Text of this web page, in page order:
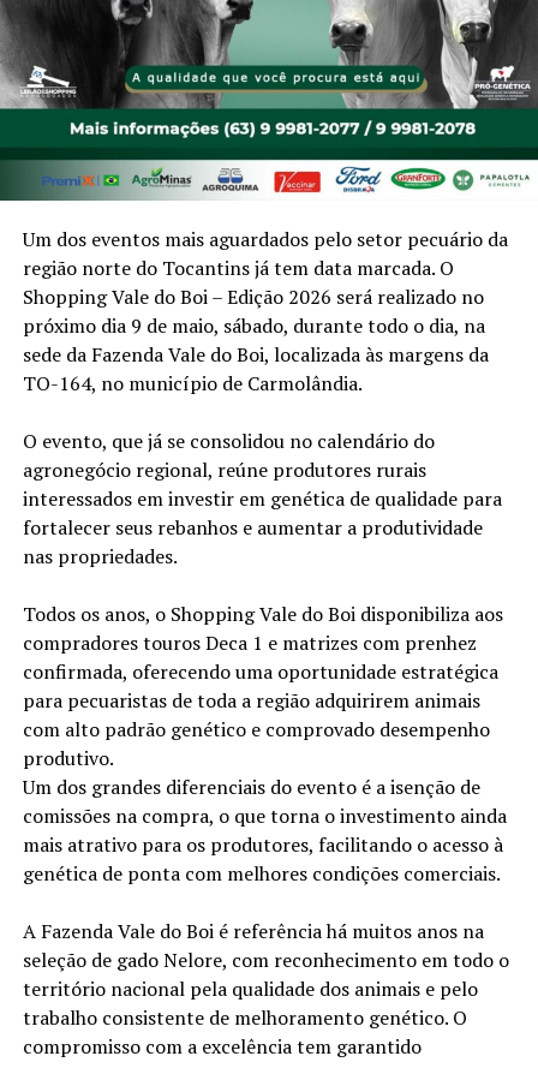
Um dos eventos mais aguardados pelo setor pecuário da
região norte do Tocantins já tem data marcada. O
Shopping Vale do Boi – Edição 2026 será realizado no
próximo dia 9 de maio, sábado, durante todo o dia, na
sede da Fazenda Vale do Boi, localizada às margens da
TO-164, no município de Carmolândia.
O evento, que já se consolidou no calendário do
agronegócio regional, reúne produtores rurais
interessados em investir em genética de qualidade para
fortalecer seus rebanhos e aumentar a produtividade
nas propriedades.
Todos os anos, o Shopping Vale do Boi disponibiliza aos
compradores touros Deca 1 e matrizes com prenhez
confirmada, oferecendo uma oportunidade estratégica
para pecuaristas de toda a região adquirirem animais
com alto padrão genético e comprovado desempenho
produtivo.
Um dos grandes diferenciais do evento é a isenção de
comissões na compra, o que torna o investimento ainda
mais atrativo para os produtores, facilitando o acesso à
genética de ponta com melhores condições comerciais.
A Fazenda Vale do Boi é referência há muitos anos na
seleção de gado Nelore, com reconhecimento em todo o
território nacional pela qualidade dos animais e pelo
trabalho consistente de melhoramento genético. O
compromisso com a excelência tem garantido